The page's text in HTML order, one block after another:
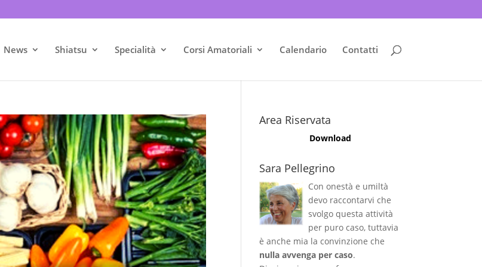
News Shiatsu Specialità Corsi Amatoriali Calendario Contatti
Area Riservata
Download
Sara Pellegrino
Con onestà e umiltà
devo raccontarvi che
svolgo questa attività
per puro caso, tuttavia
è anche mia la convinzione che
nulla avvenga per caso.